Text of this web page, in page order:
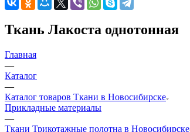
Ткань Лакоста однотонная
Главная
—
Каталог
—
Каталог товаров Ткани в Новосибирске
Прикладные материалы
—
Ткани Трикотажные полотна в Новосибирске